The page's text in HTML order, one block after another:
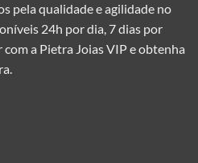
pela qualidade e agilidade no
24h por dia, 7 dias por
a Pietra Joias VIP e obtenha